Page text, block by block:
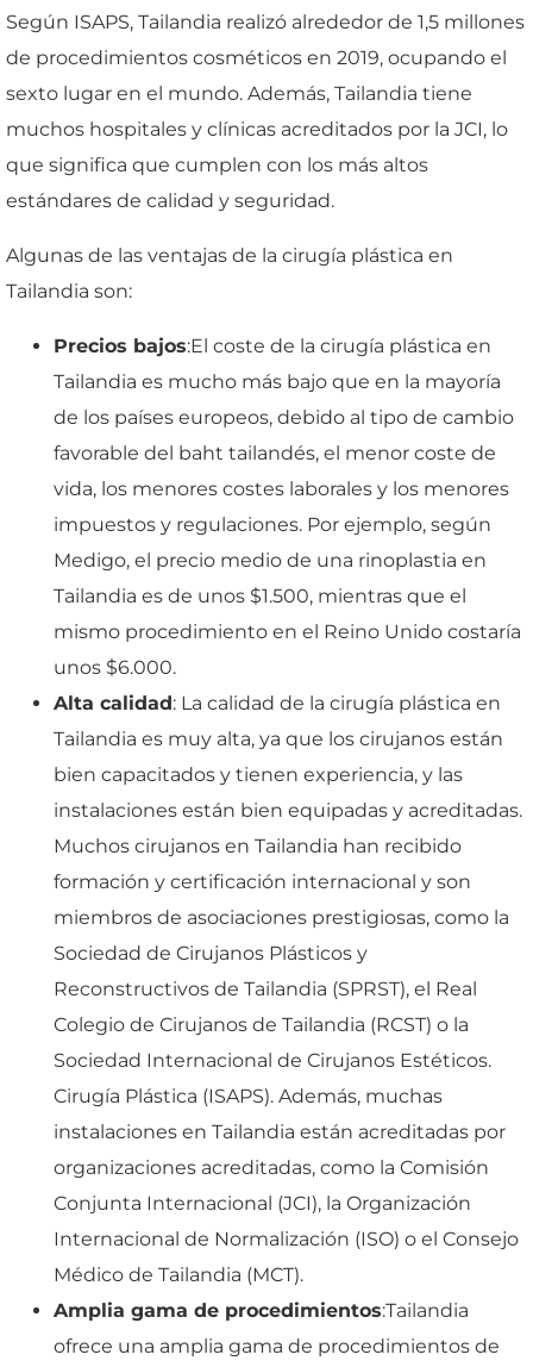
Según ISAPS, Tailandia realizó alrededor de 1,5 millones
de procedimientos cosméticos en 2019, ocupando el
sexto lugar en el mundo. Además, Tailandia tiene
muchos hospitales y clínicas acreditados por la JCI, lo
que significa que cumplen con los más altos
estándares de calidad y seguridad.
Algunas de las ventajas de la cirugía plástica en
Tailandia son:
Precios bajos:El coste de la cirugía plástica en
Tailandia es mucho más bajo que en la mayoría
de los países europeos, debido al tipo de cambio
favorable del baht tailandés, el menor coste de
vida, los menores costes laborales y los menores
impuestos y regulaciones. Por ejemplo, según
Medigo, el precio medio de una rinoplastia en
Tailandia es de unos $1.500, mientras que el
mismo procedimiento en el Reino Unido costaría
unos $6.000.
Alta calidad: La calidad de la cirugía plástica en
Tailandia es muy alta, ya que los cirujanos están
bien capacitados y tienen experiencia, y las
instalaciones están bien equipadas y acreditadas.
Muchos cirujanos en Tailandia han recibido
formación y certificación internacional y son
miembros de asociaciones prestigiosas, como la
Sociedad de Cirujanos Plásticos y
Reconstructivos de Tailandia (SPRST), el Real
Colegio de Cirujanos de Tailandia (RCST) o la
Sociedad Internacional de Cirujanos Estéticos.
Cirugía Plástica (ISAPS). Además, muchas
instalaciones en Tailandia están acreditadas por
organizaciones acreditadas, como la Comisión
Conjunta Internacional (JCI), la Organización
Internacional de Normalización (ISO) o el Consejo
Médico de Tailandia (MCT).
Amplia gama de procedimientos:Tailandia
ofrece una amplia gama de procedimientos de